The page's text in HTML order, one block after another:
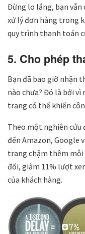
Đừng lo lắng, bạn
xử lý đơn hàng trong
quy trình thanh toán
5. Cho phép
Bạn đã bao giờ nhận
nào chưa? Đó là bởi
trang có thể khiến
Theo một nghiên cứu
đến Amazon, Google
trang chậm thêm mỗi
đổi, giảm 11% lượt
của khách hàng.